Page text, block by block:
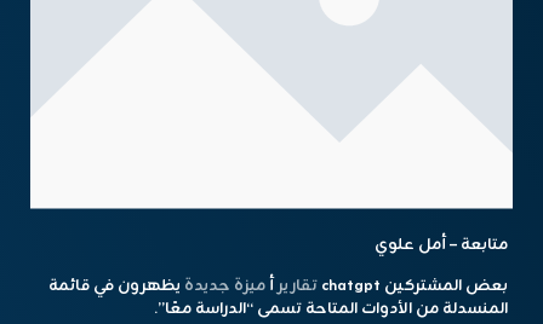
متابعة – أمل علوي
بعض المشتركين chatgpt
تقاريرأميزة جديدة يظهرون في قائمة
المنسدلة من الأدوات المتاحة تسمى “الدراسة معًا”.